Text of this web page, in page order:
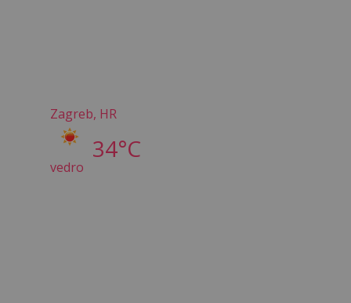
Zagreb, HR
34°C
vedro